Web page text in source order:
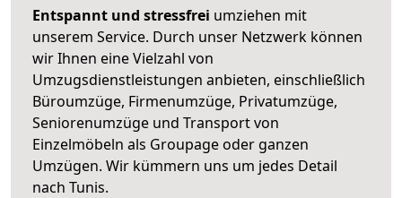
Entspannt und stressfrei umziehen mit
unserem Service. Durch unser Netzwerk können
wir Ihnen eine Vielzahl von
Umzugsdienstleistungen anbieten, einschließlich
Büroumzüge, Firmenumzüge, Privatumzüge,
Seniorenumzüge und Transport von
Einzelmöbeln als Groupage oder ganzen
Umzügen. Wir kümmern uns um jedes Detail
nach Tunis.